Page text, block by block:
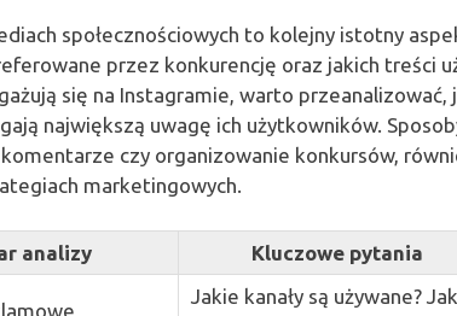
społecznościowych to kolejny istotny
przez konkurencję oraz jakich treści
się na Instagramie, warto
największą uwagę ich użytkowników.
czy organizowanie konkursów,
marketingowych.
analizy Kluczowe pytania
Jakie kanały są używane?